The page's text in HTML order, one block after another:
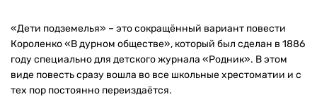
«Дети подземелья» – это сокращённый вариант повести
Короленко «В дурном обществе», который был сделан в 1886
году специально для детского журнала «Родник». В этом
виде повесть сразу вошла во все школьные хрестоматии и с
тех пор постоянно переиздаётся.